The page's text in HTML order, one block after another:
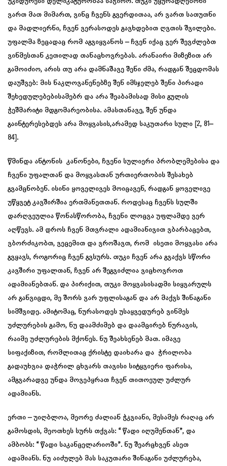
ვართ მათ მიმართ, ვინც ჩვენს გვერდითაა, არ ვართ სათუთნი
და მადლიერნი, ჩვენ ვერასოდეს გავხდებით ღვთის შვილები.
უფალმა ზეცადაც რომ აგვიყვანოს – ჩვენ იქაც ვერ შევძლებთ
ვინმესთან კეთილად თანაცხოვრებას. არანაირი მიზეზით არ
გამოიძიო, არის თუ არა დამნაშავე შენი ძმა, რადგან შეცდომას
დაუშვებ: მის ნაკლოვანენებზე შენ იმსჯელებ შენი პირადი
შეხედულებებისამებრ და არა შეაბამისად მისი გულის
ჭეშმარიტი მდგომარეობისა. ამასთანავე, შენ უნდა
გაინტერესებდეს არა მოყვასის,არამედ საკუთარი სული [2, 81–
84].
წმინდა ანტონის კანონები, ჩვენი სულიერი პრობლემებისა და
ჩვენი უფალთან და მოყვასთან ურთიერთობის შესახებ
გვამცნობენ. ისინი ყოველივეს მოიცავენ, რადგან ყოველივე
უწყვეტ კავშირშია ერთმანეთთან. როდესაც ჩვენს სულში
დარღვეულია წონასწორობა, ჩვენი ლოცვა უფლამდე ვერ
აღწევს. ამ დროს ჩვენ მთვრალი ადამიანივით ვბარბაცებთ,
ვბორძიკობთ, ვეცემით და ვროშავთ, რომ ისეთი მოყვასი არა
გვყავს, როგორიც ჩვენ გვსურს. თუკი ჩვენ არა გვაქვს სწორი
კავშირი უფალთან, ჩვენ არ შეგვიძლია ვიცხოვროთ
ადამიანებთან. და პირიქით, თუკი მოყვასისადმი სიყვარულს
არ განვიცდი, მე შორს ვარ უფლისაგან და არ მაქვს შინაგანი
სიმშვიდე. ამიტომაც, ნურასოდეს უსაყვედურებ ვინმეს
უძლურების გამო, ნუ დაამძიმებ და დაამცირებ ნურავის,
რაიმე უძლურების მქონეს. ნუ შეახსენებ მათ. იმავე
სიფაქიზით, რომლითაც ქრისტე დაიხარა და ჭრილობა
გადაუხვია დაჭრილ ცხვარს თავისი სიტყვიერი ფარისა,
ამგვარადვე უნდა მოვეპყრათ ჩვენ თითოეულ უძლურ
ადამიანს.
ერთი – უიღბლოა, მეორე ძალიან ჭკვიანი, მესამეს რაღაც არ
გამოსდის, მეოთხეს სურს თქვას: “ წადი იღუმენთან”, და
ამბობს: “ წადი საკანცელარიოში”. ნუ შეარცხვენ ასეთ
ადამიანს. ნუ აიძულებ მას საკუთარი შინაგანი უძლურება,